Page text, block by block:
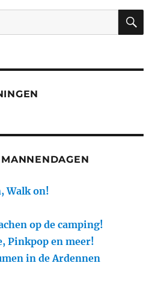
Walk on!
op de camping!
Pinkpop en meer!
in de Ardennen